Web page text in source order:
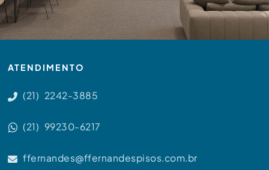
ATENDIMENTO
(21) 2242-3885
(21) 99230-6217
ffernandes@ffernandespisos.com.br